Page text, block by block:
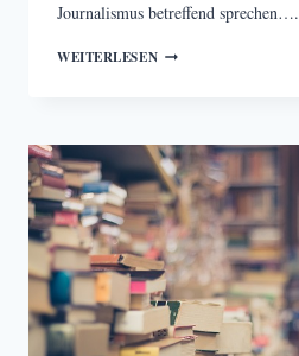
Journalismus betreffend sprechen….
WEITERLESENMEDIENJAHR